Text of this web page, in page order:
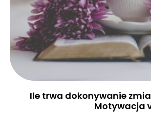
Ile trwa dokonywanie
Motywacja